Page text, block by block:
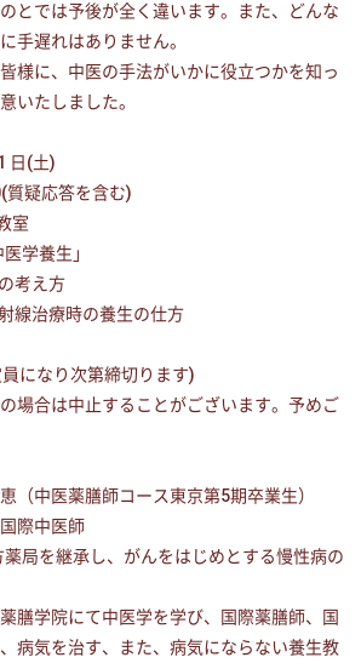
とでは予後が全く違います。また、どんな
手遅れはありません。
様に、中医の手法がいかに役立つかを知っ
いたしました。
日(土)
疑応答を含む)
室
学養生」
考え方
線治療時の養生の仕方
になり次第締切ります)
場合は中止することがございます。予めご
中医薬膳師コース東京第5期卒業生）
際中医師
局を継承し、がんをはじめとする慢性病の
膳学院にて中医学を学び、国際薬膳師、国
病気を治す、また、病気にならない養生教